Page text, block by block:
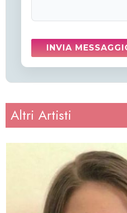
Altri Artisti
: 165
: 60
Regione
: Lazio